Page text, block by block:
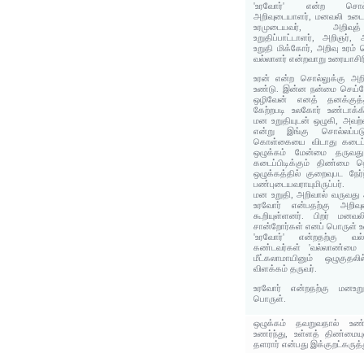
'உரவோர்' என்ற
அறிவுடையாளர், மனவலி
உரமுடையவர்,
உறுதிப்பாட்டாளர்,
உறுதி மிக்கோர், அறிவு
வல்லாளர் என்றவாறு
உரன் என்ற சொல்லுக்கு
உண்டு. இன்ன நன்மை
ஒழிவேன் எனத்
கேற்றபடி உலகோர்
மன உறுதியுடன் ஒழுகி,
என்று இங்கு
கொள்கையை விடாது
ஒழுக்கம் மேன்மை
கடைப்பிடிக்கும்
ஒழுக்கத்தில் குறைவுபட
பண்புடையவராயுமிருப்பர்.
மன உறுதி, அறிவால்
உரவோர் என்பதற்கு
கூறியுள்ளனர். பிறர்
சான்றோர்கள் எனப் பொருள்
'உரவோர்' என்றதற்கு
கண்டவர்கள் 'வல்லாண்மை
மீட்கலாமாயினும்
விளக்கம் தருவர்.
உரவோர் என்றதற்கு
பொருள்.
ஒழுக்கம் தவறுவதால்
உணர்ந்து, உள்ளத்
தளரார் என்பது